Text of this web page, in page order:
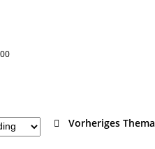
Vorheriges Thema